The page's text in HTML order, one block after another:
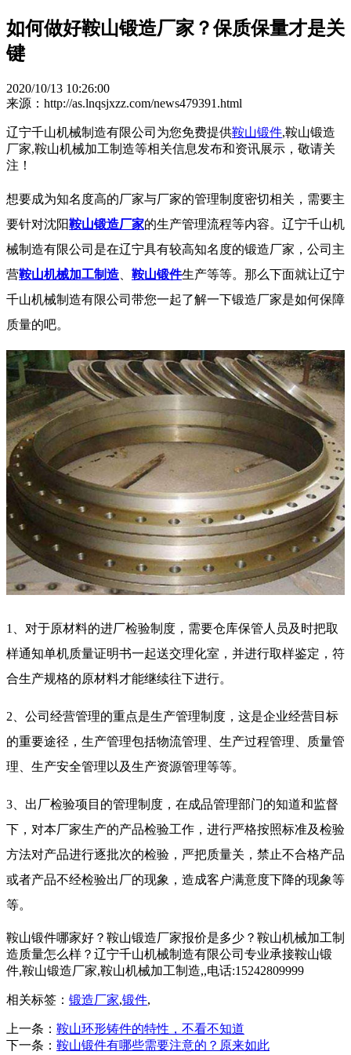
如何做好鞍山锻造厂家？保质保量才是关
键
2020/10/13 10:26:00
来源：http://as.lnqsjxzz.com/news479391.html
辽宁千山机械制造有限公司为您免费提供鞍山锻件,鞍山锻造
厂家,鞍山机械加工制造等相关信息发布和资讯展示，敬请关
注！
想要成为知名度高的厂家与厂家的管理制度密切相关，需要主
要针对沈阳鞍山锻造厂家的生产管理流程等内容。辽宁千山机
械制造有限公司是在辽宁具有较高知名度的锻造厂家，公司主
营鞍山机械加工制造 鞍山锻件生产等等。那么下面就让辽宁
千山机械制造有限公司带您一起了解一下锻造厂家是如何保障
质量的吧。
1、对于原材料的进厂检验制度，需要仓库保管人员及时把取
样通知单机质量证明书一起送交理化室，并进行取样鉴定，符
合生产规格的原材料才能继续往下进行。
2、公司经营管理的重点是生产管理制度，这是企业经营目标
的重要途径，生产管理包括物流管理、生产过程管理、质量管
理、生产安全管理以及生产资源管理等等。
3、出厂检验项目的管理制度，在成品管理部门的知道和监督
下，对本厂家生产的产品检验工作，进行严格按照标准及检验
方法对产品进行逐批次的检验，严把质量关，禁止不合格产品
或者产品不经检验出厂的现象，造成客户满意度下降的现象等
等。
鞍山锻件哪家好？鞍山锻造厂家报价是多少？鞍山机械加工制
造质量怎么样？辽宁千山机械制造有限公司专业承接鞍山锻
件,鞍山锻造厂家,鞍山机械加工制造,,电话:15242809999
相关标签： 锻造厂家,锻件,
上一条： 鞍山环形铸件的特性，不看不知道
下一条： 鞍山锻件有哪些需要注意的？原来如此